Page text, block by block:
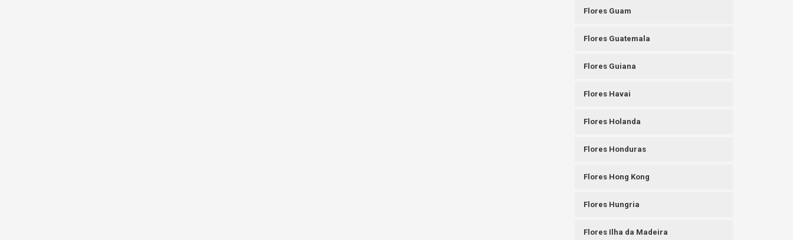
Flores Guam
Flores Guatemala
Flores Guiana
Flores Havai
Flores Holanda
Flores Honduras
Flores Hong Kong
Flores Hungria
Flores Ilha da Madeira